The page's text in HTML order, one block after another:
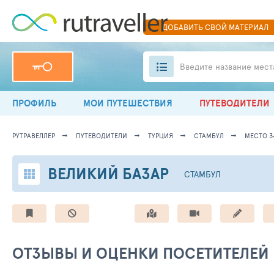
ДОБАВИТЬСВОЙ МАТЕРИАЛ
Введите название
ПРОФИЛЬ МОИ ПУТЕШЕСТВИЯ ПУТЕВОДИТЕЛИ
РУТРАВЕЛЛЕР ПУТЕВОДИТЕЛИ ТУРЦИЯ СТАМБУЛ МЕСТО
ВЕЛИКИЙ БАЗАР СТАМБУЛ
ОТЗЫВЫ И ОЦЕНКИ ПОСЕТИТЕЛЕЙ